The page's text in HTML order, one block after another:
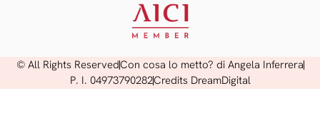
© All Rights ReservedCon cosa lo metto? di Angela Inferrera
P. I. 04973790282Credits DreamDigital